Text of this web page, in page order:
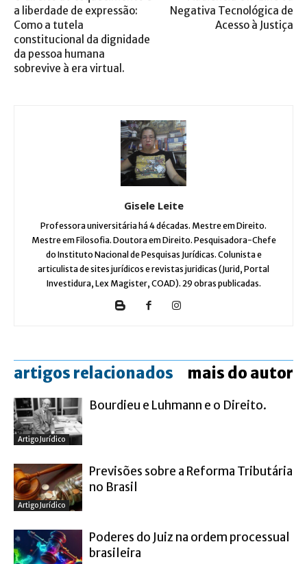
a liberdade de expressão:
Como a tutela
constitucional da dignidade
da pessoa humana
sobrevive à era virtual.
Negativa Tecnológica de
Acesso à Justiça
Gisele Leite
Professora universitária há 4 décadas. Mestre em Direito.
Mestre em Filosofia. Doutora em Direito. Pesquisadora-Chefe
do Instituto Nacional de Pesquisas Jurídicas. Colunista e
articulista de sites jurídicos e revistas juridicas (Jurid, Portal
Investidura, Lex Magister, COAD). 29 obras publicadas.
artigos relacionados mais do autor
Artigo Jurídico
Bourdieu e Luhmann e o Direito.
Artigo Jurídico
Previsões sobre a Reforma Tributária
no Brasil
Poderes do Juiz na ordem processual
brasileira